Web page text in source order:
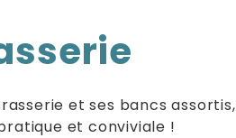
et ses bancs assortis,
et conviviale !